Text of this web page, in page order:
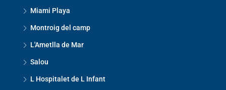
Miami Playa
Montroig del camp
L'Ametlla de Mar
Salou
L Hospitalet de L Infant